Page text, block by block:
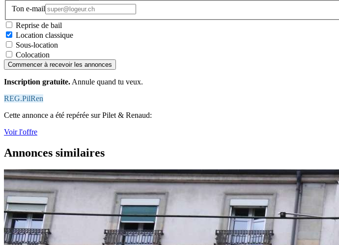
Ton e-mail
Reprise de bail
Location classique
Sous-location
Colocation
Commencer à recevoir les annonces
Inscription gratuite. Annule quand tu veux.
REG.PilRen
Cette annonce a été repérée sur Pilet & Renaud:
Voir l'offre
Annonces similaires